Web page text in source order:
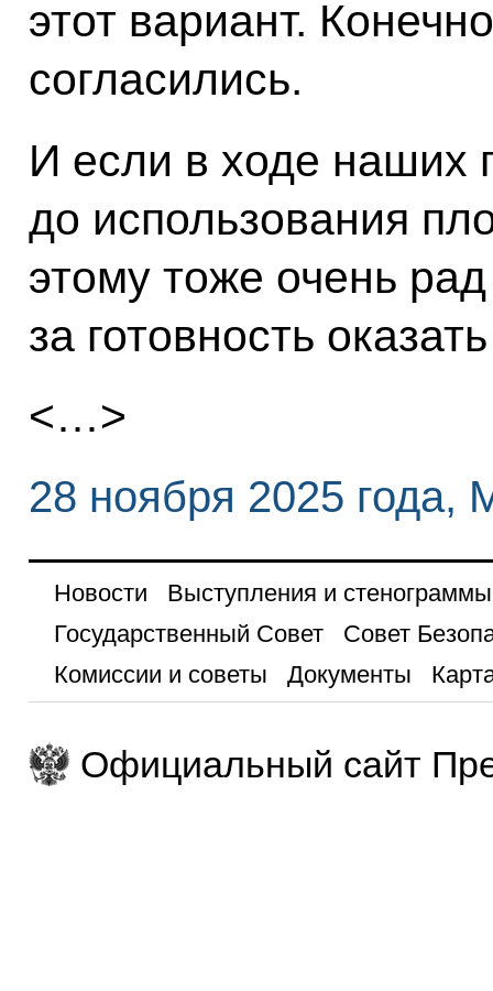
этот вариант.
согласились.
И если в ходе наших
до использования
этому тоже очень
за готовность
<…>
28 ноября 2025 года,
Новости
Выступления и стенограммы
Государственный Совет
Совет
Комиссии и советы
Документы
Официальный сайт